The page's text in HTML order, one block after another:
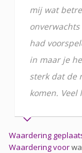
mij wat
had
in maar je
sterk dat de
komen. Veel
Waardering
Waardering voor